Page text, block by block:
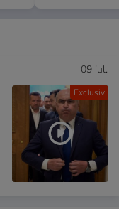
Exclusiv
09 iul.